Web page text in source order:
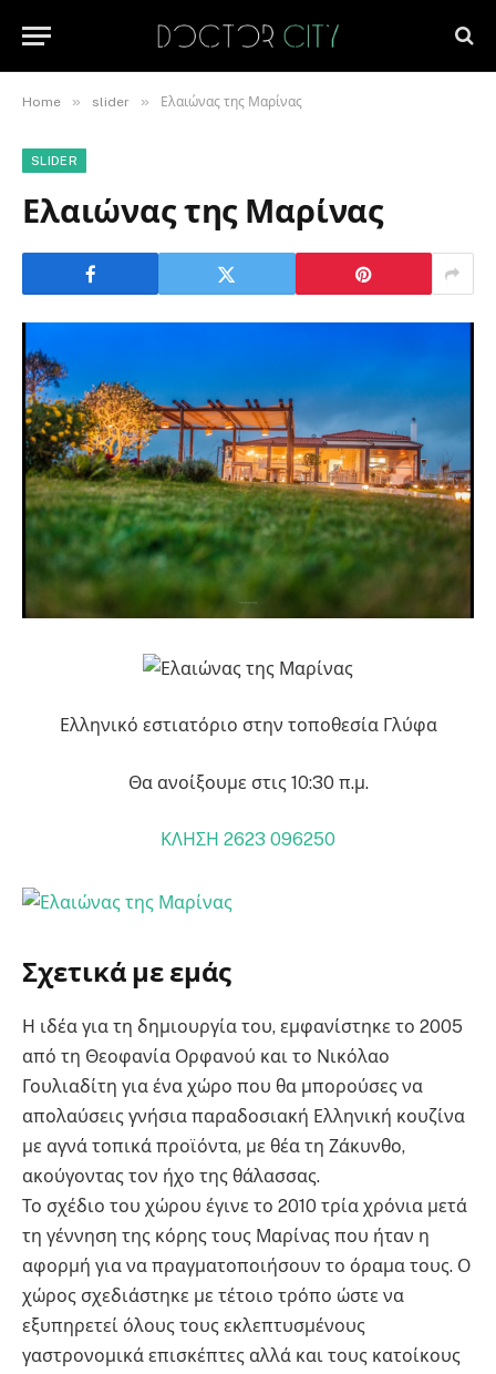
Home » slider » Ελαιώνας της Μαρίνας
SLIDER
Ελαιώνας της Μαρίνας
Ελληνικό εστιατόριο στην τοποθεσία Γλύφα
Θα ανοίξουμε στις 10:30 π.μ.
ΚΛΗΣΗ 2623 096250
Σχετικά με εμάς
Η ιδέα για τη δημιουργία του, εμφανίστηκε το 2005
από τη Θεοφανία Ορφανού και το Νικόλαο
Γουλιαδίτη για ένα χώρο που θα μπορούσες να
απολαύσεις γνήσια παραδοσιακή Ελληνική κουζίνα
με αγνά τοπικά προϊόντα, με θέα τη Ζάκυνθο,
ακούγοντας τον ήχο της θάλασσας.
Το σχέδιο του χώρου έγινε το 2010 τρία χρόνια μετά
τη γέννηση της κόρης τους Μαρίνας που ήταν η
αφορμή για να πραγματοποιήσουν το όραμα τους. Ο
χώρος σχεδιάστηκε με τέτοιο τρόπο ώστε να
εξυπηρετεί όλους τους εκλεπτυσμένους
γαστρονομικά επισκέπτες αλλά και τους κατοίκους